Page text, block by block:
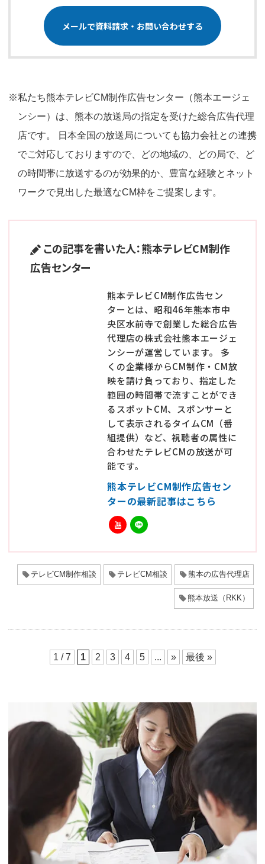
メールで資料請求・お問い合わせする
※私たち熊本テレビCM制作広告センター（熊本エージェ
ンシー）は、熊本の放送局の指定を受けた総合広告代理
店です。 日本全国の放送局についても協力会社との連携
でご対応しておりますので、どの地域の、どの局で、ど
の時間帯に放送するのが効果的か、豊富な経験とネット
ワークで見出した最適なCM枠をご提案します。
この記事を書いた人：熊本テレビCM制作
広告センター
熊本テレビCM制作広告セン
ターとは、昭和46年熊本市中
央区水前寺で創業した総合広告
代理店の株式会社熊本エージェ
ンシーが運営しています。 多
くの企業様からCM制作・CM放
映を請け負っており、指定した
範囲の時間帯で流すことができ
るスポットCM、スポンサーと
して表示されるタイムCM（番
組提供）など、視聴者の属性に
合わせたテレビCMの放送が可
能です。
熊本テレビCM制作広告セン
ターの最新記事はこちら
テレビCM制作相談 テレビCM相談 熊本の広告代理店
熊本放送（RKK）
1 / 7 1 2 3 4 5 ... » 最後 »